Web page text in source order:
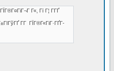
Г«, Гї Г¦ Г­ГҐ
Г­Г ГЇГ®Г«ГіГ·ГҐГ­